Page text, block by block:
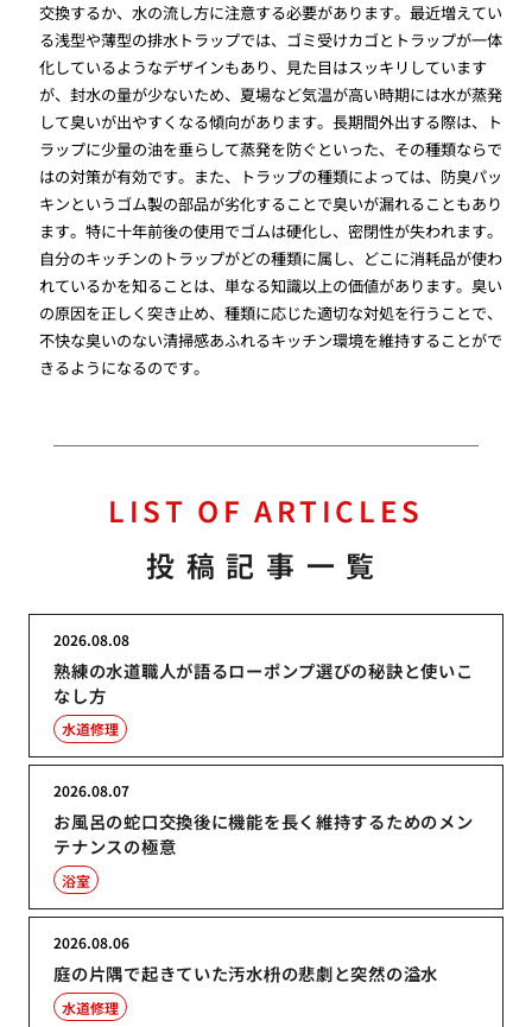
交換するか、水の流し方に注意する必要があります。最近増えてい
る浅型や薄型の排水トラップでは、ゴミ受けカゴとトラップが一体
化しているようなデザインもあり、見た目はスッキリしています
が、封水の量が少ないため、夏場など気温が高い時期には水が蒸発
して臭いが出やすくなる傾向があります。長期間外出する際は、ト
ラップに少量の油を垂らして蒸発を防ぐといった、その種類ならで
はの対策が有効です。また、トラップの種類によっては、防臭パッ
キンというゴム製の部品が劣化することで臭いが漏れることもあり
ます。特に十年前後の使用でゴムは硬化し、密閉性が失われます。
自分のキッチンのトラップがどの種類に属し、どこに消耗品が使わ
れているかを知ることは、単なる知識以上の価値があります。臭い
の原因を正しく突き止め、種類に応じた適切な対処を行うことで、
不快な臭いのない清掃感あふれるキッチン環境を維持することがで
きるようになるのです。
LIST OF ARTICLES
投稿記事一覧
熟練の水道職人が語るローポンプ選びの秘訣と使いこ
なし方
2026.08.08
水道修理
お風呂の蛇口交換後に機能を長く維持するためのメン
テナンスの極意
2026.08.07
浴室
庭の片隅で起きていた汚水枡の悲劇と突然の溢水
2026.08.06
水道修理